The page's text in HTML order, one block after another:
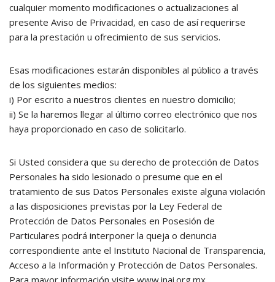
cualquier momento modificaciones o actualizaciones al
presente Aviso de Privacidad, en caso de así requerirse
para la prestación u ofrecimiento de sus servicios.
Esas modificaciones estarán disponibles al público a través
de los siguientes medios:
i) Por escrito a nuestros clientes en nuestro domicilio;
ii) Se la haremos llegar al último correo electrónico que nos
haya proporcionado en caso de solicitarlo.
Si Usted considera que su derecho de protección de Datos
Personales ha sido lesionado o presume que en el
tratamiento de sus Datos Personales existe alguna violación
a las disposiciones previstas por la Ley Federal de
Protección de Datos Personales en Posesión de
Particulares podrá interponer la queja o denuncia
correspondiente ante el Instituto Nacional de Transparencia,
Acceso a la Información y Protección de Datos Personales.